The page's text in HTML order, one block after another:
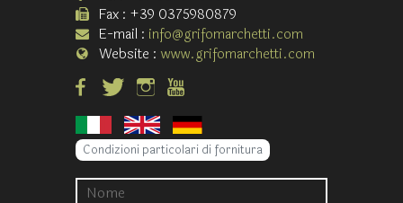
Fax : +39 0375980879
E-mail : info@grifomarchetti.com
Website : www.grifomarchetti.com
Condizioni particolari di fornitura